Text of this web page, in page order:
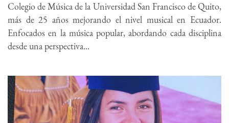
Colegio de Música de la Universidad San Francisco de Quito,
más de 25 años mejorando el nivel musical en Ecuador.
Enfocados en la música popular, abordando cada disciplina
desde una perspectiva...